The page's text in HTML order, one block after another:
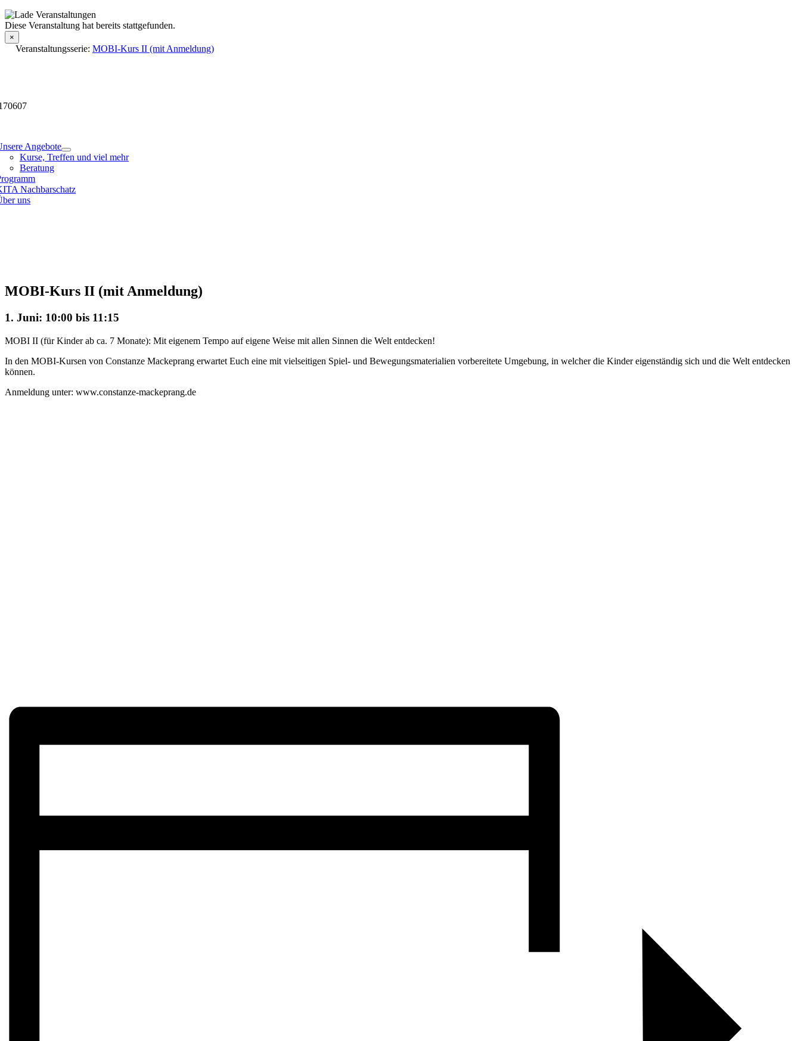
Skip
to
content
Angebote
Kurse, Treffen und viel mehr
Beratung
Nachbarschatz
uns
Veranstaltungsdetails
Diese Veranstaltung hat bereits stattgefunden.
×
Veranstaltungsserie: MOBI-Kurs II (mit Anmeldung)
MOBI-Kurs II (mit Anmeldung)
1. Juni: 10:00 bis 11:15
MOBI II (für Kinder ab ca. 7 Monate): Mit eigenem Tempo auf eigene Weise mit allen Sinnen die Welt entdecken!
In den MOBI-Kursen von Constanze Mackeprang erwartet Euch eine mit vielseitigen Spiel- und Bewegungsmaterialien vorbereitete Umgebung, in welcher die Kinder eigenständig sich und die Welt entdecken
können.
Anmeldung unter: www.constanze-mackeprang.de